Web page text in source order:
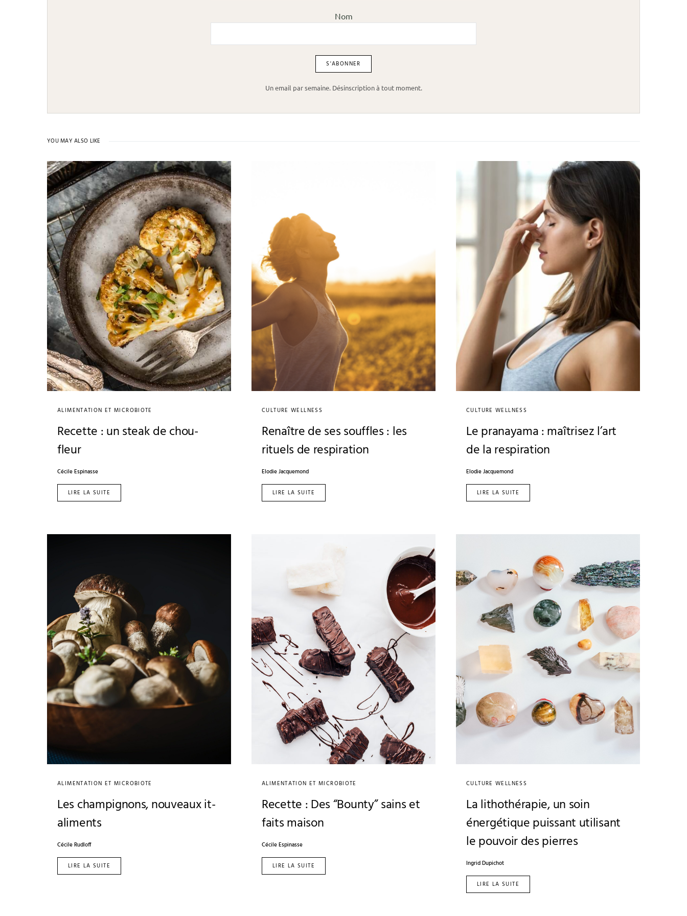
Nom
Un email par semaine. Désinscription à tout moment.
YOU MAY ALSO LIKE
ALIMENTATION ET MICROBIOTE
Recette : un steak de chou-
fleur
Cécile Espinasse
LIRE LA SUITE
CULTURE WELLNESS
Renaître de ses souffles : les
rituels de respiration
Elodie Jacquemond
LIRE LA SUITE
CULTURE WELLNESS
Le pranayama : maîtrisez l’art
de la respiration
Elodie Jacquemond
LIRE LA SUITE
ALIMENTATION ET MICROBIOTE
Les champignons, nouveaux it-
aliments
Cécile Rudloff
LIRE LA SUITE
ALIMENTATION ET MICROBIOTE
Recette : Des “Bounty” sains et
faits maison
Cécile Espinasse
LIRE LA SUITE
CULTURE WELLNESS
La lithothérapie, un soin
énergétique puissant utilisant
le pouvoir des pierres
Ingrid Dupichot
LIRE LA SUITE